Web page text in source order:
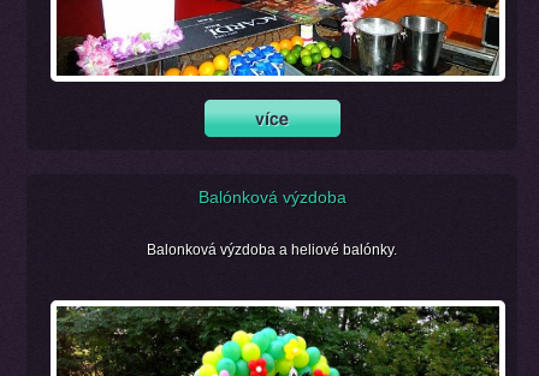
Balónková výzdoba
Balonková výzdoba a heliové balónky.